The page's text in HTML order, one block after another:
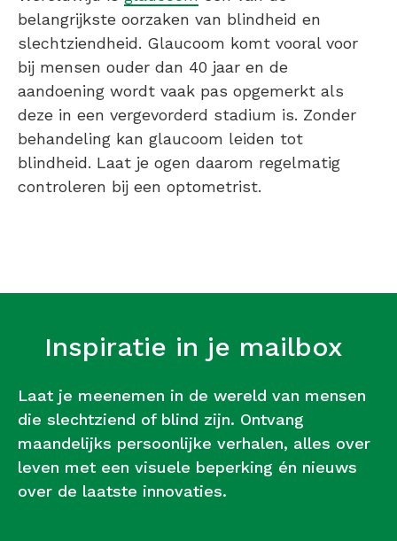
belangrijkste oorzaken van blindheid en
slechtziendheid. Glaucoom komt vooral voor
bij mensen ouder dan 40 jaar en de
aandoening wordt vaak pas opgemerkt als
deze in een vergevorderd stadium is. Zonder
behandeling kan glaucoom leiden tot
blindheid. Laat je ogen daarom regelmatig
controleren bij een optometrist.
Inspiratie in je mailbox
Laat je meenemen in de wereld van mensen
die slechtziend of blind zijn. Ontvang
maandelijks persoonlijke verhalen, alles over
leven met een visuele beperking én nieuws
over de laatste innovaties.